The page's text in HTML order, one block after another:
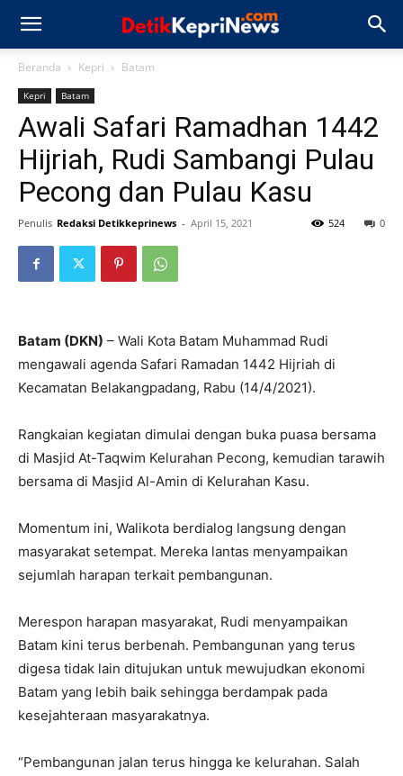
Beranda Kepri Batam
Kepri Batam
Awali Safari Ramadhan 1442
Hijriah, Rudi Sambangi Pulau
Pecong dan Pulau Kasu
Penulis Redaksi Detikkeprinews - April 15, 2021 0
524
Batam (DKN) – Wali Kota Batam Muhammad Rudi
mengawali agenda Safari Ramadan 1442 Hijriah di
Kecamatan Belakangpadang, Rabu (14/4/2021).
Rangkaian kegiatan dimulai dengan buka puasa bersama
di Masjid At-Taqwim Kelurahan Pecong, kemudian tarawih
bersama di Masjid Al-Amin di Kelurahan Kasu.
Momentum ini, Walikota berdialog langsung dengan
masyarakat setempat. Mereka lantas menyampaikan
sejumlah harapan terkait pembangunan.
Merespon harapan masyarakat, Rudi menyampaikan
Batam kini terus berbenah. Pembangunan yang terus
digesa tidak lain ditujukan untuk mewujudkan ekonomi
Batam yang lebih baik sehingga berdampak pada
kesejahteraan masyarakatnya.
“Pembangunan jalan terus hingga ke kelurahan. Salah